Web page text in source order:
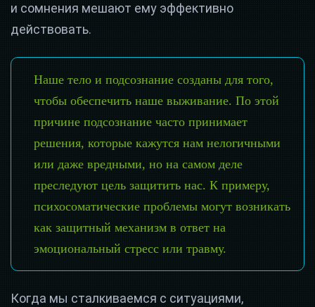
и сомнения мешают ему эффективно
действовать.
Наше тело и подсознание созданы для того,
чтобы обеспечить наше выживание. По этой
причине подсознание часто принимает
решения, которые кажутся нам нелогичными
или даже вредными, но на самом деле
преследуют цель защитить нас. К примеру,
психосоматические проблемы могут возникать
как защитный механизм в ответ на
эмоциональный стресс или травму.
Когда мы сталкиваемся с ситуациями,